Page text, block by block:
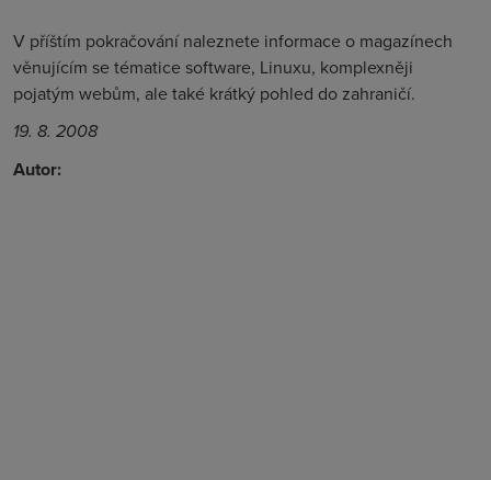
V příštím pokračování naleznete informace o magazínech
věnujícím se tématice software, Linuxu, komplexněji
pojatým webům, ale také krátký pohled do zahraničí.
19. 8. 2008
Autor: